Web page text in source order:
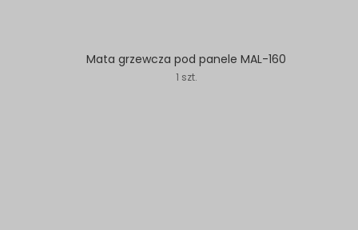
Mata grzewcza pod panele MAL-160
1 szt.